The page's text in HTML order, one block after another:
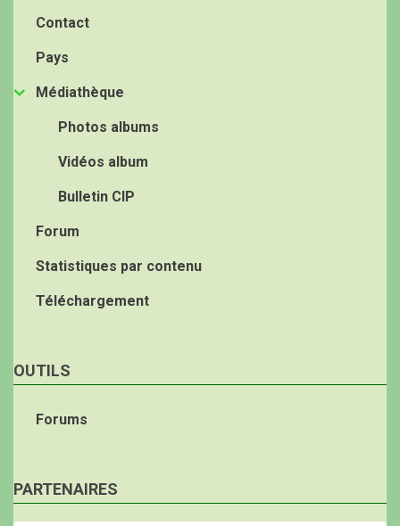
Contact
Pays
Médiathèque
Photos albums
Vidéos album
Bulletin CIP
Forum
Statistiques par contenu
Téléchargement
OUTILS
Forums
PARTENAIRES